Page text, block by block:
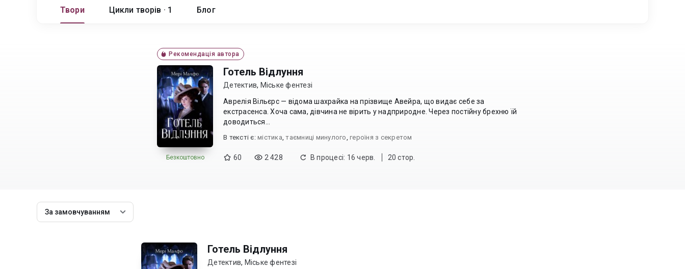
Твори Цикли творів · 1 Блог
Рекомендація автора
Безкоштовно
Готель Відлуння
Детектив, Міське фентезі
Аврелія Вільєрс — відома шахрайка на прізвище Авейра, що видає себе за
екстрасенса. Хоча сама, дівчина не вірить у надприродне. Через постійну брехню їй
доводиться...
В текcті є: містика,таємниці минулого, героїня з секретом
60 2 428 В процесі: 16 черв. 20 стор.
За замовчуванням
Готель Відлуння
Детектив, Міське фентезі